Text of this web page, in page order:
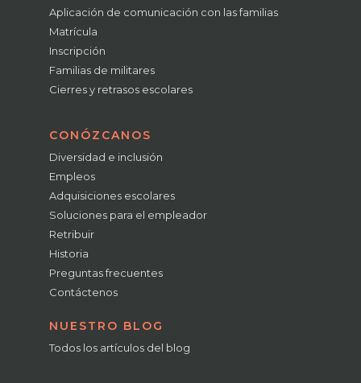
Aplicación de comunicación con las familias
Matrícula
Inscripción
Familias de militares
Cierres y retrasos escolares
CONÓZCANOS
Diversidad e inclusión
Empleos
Adquisiciones escolares
Soluciones para el empleador
Retribuir
Historia
Preguntas frecuentes
Contáctenos
NUESTRO BLOG
Todos los artículos del blog